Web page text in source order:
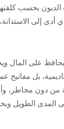
بحسب
إلى الاستدانة،
على المال
بل مفاتيح
من دون مخاطر،
المدى الطويل